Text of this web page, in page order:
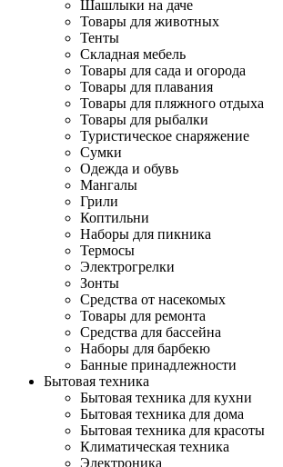
Шашлыки на даче
Товары для животных
Тенты
Складная мебель
Товары для сада и огорода
Товары для плавания
Товары для пляжного отдыха
Товары для рыбалки
Туристическое снаряжение
Сумки
Одежда и обувь
Мангалы
Грили
Коптильни
Наборы для пикника
Термосы
Электрогрелки
Зонты
Средства от насекомых
Товары для ремонта
Средства для бассейна
Наборы для барбекю
Банные принадлежности
Бытовая техника
Бытовая техника для кухни
Бытовая техника для дома
Бытовая техника для красоты
Климатическая техника
Электроника